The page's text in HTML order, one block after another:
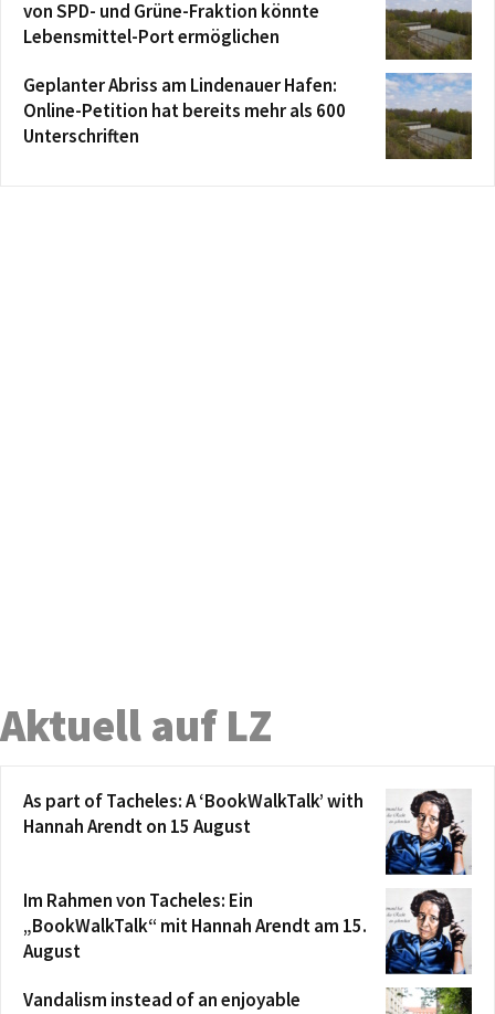
von SPD- und Grüne-Fraktion könnte
Lebensmittel-Port ermöglichen
Geplanter Abriss am Lindenauer Hafen:
Online-Petition hat bereits mehr als 600
Unterschriften
Aktuell auf LZ
As part of Tacheles: A ‘BookWalkTalk’ with
Hannah Arendt on 15 August
Im Rahmen von Tacheles: Ein
„BookWalkTalk“ mit Hannah Arendt am 15.
August
Vandalism instead of an enjoyable